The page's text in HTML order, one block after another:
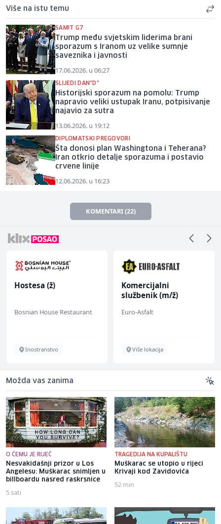
Više na istu temu
SAMIT G7
Trump među svjetskim liderima brani
sporazum s Iranom uz velike sumnje
saveznika i javnosti
17.06.2026. u 06:27
SLIJEDI DAN"D"
Historijski sporazum na pomolu: Trump
napravio veliki ustupak Iranu, potpisivanje
najavio za sutra
13.06.2026. u 19:12
DIPLOMATSKI PREGOVORI
Šta donosi plan Washingtona i Teherana?
Iran otkrio detalje sporazuma i postavio
crvene linije
12.06.2026. u 16:23
KOMENTARI (22)
Hostesa (ž)
Bosnian House Restaurant
Inostranstvo
Komercijalni
službenik (m/ž)
Euro-Asfalt
Više lokacija
Možda vas zanima
O ČEMU JE RIJEČ
Nesvakidašnji prizor u Los
Angelesu: Muškarac snimljen u
billboardu nasred raskrsnice
5 sati
TRAGEDIJA NA KUPALIŠTU
Muškarac se utopio u rijeci
Krivaji kod Zavidovića
52 min